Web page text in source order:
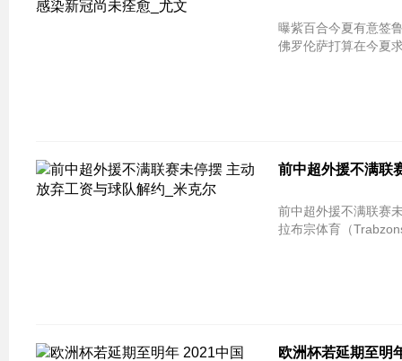
曝紫百合今夏有意签鲁加尼 球员感
佛罗伦萨打算在今夏
前中超外援不满联
前中超外援不满联赛未停摆 主动
拉布宗体育（
欧洲杯若延期至明